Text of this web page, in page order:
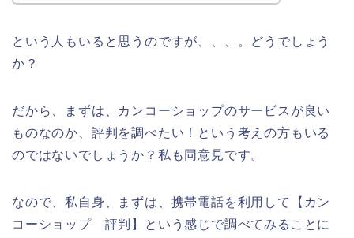
という人もいると思うのですが、、、。どうでしょう
か？
だから、まずは、カンコーショップのサービスが良い
ものなのか、評判を調べたい！という考えの方もいる
のではないでしょうか？私も同意見です。
なので、私自身、まずは、携帯電話を利用して【カン
コーショップ 評判】という感じで調べてみることに